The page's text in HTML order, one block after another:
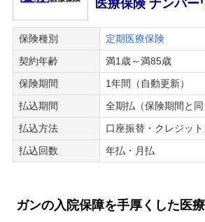
医療保険 ナンバー
保険種別
定期医療保険
契約年齢
満1歳～満85歳
保険期間
1年間（自動更新）
払込期間
全期払（保険期間と
払込方法
口座振替・クレジッ
払込回数
年払・月払
ガンの入院保障を手厚くした医